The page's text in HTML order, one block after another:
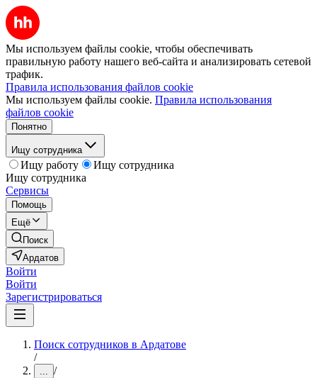
Мы используем файлы cookie, чтобы обеспечивать
правильную работу нашего веб-сайта и анализировать сетевой
трафик.
Правила использования файлов cookie
Мы используем файлы cookie. Правила использования
файлов cookie
Понятно
Ищу сотрудника
Ищу работу
Ищу сотрудника
Ищу сотрудника
Сервисы
Помощь
Ещё
Поиск
Ардатов
Войти
Войти
Зарегистрироваться
Поиск сотрудников в Ардатове
/
... /